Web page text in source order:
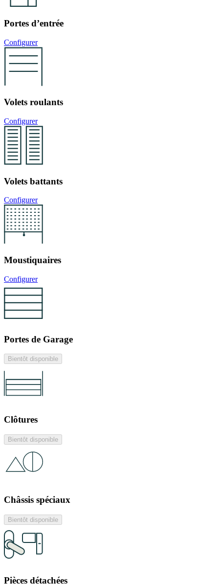
Portes d’entrée
Configurer
Volets roulants
Configurer
Volets battants
Configurer
Moustiquaires
Configurer
Portes de Garage
Bientôt disponible
Clôtures
Bientôt disponible
Châssis spéciaux
Bientôt disponible
Pièces détachées